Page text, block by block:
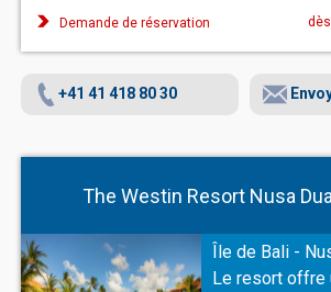
classe. Les
chambres
Demande de réservation dès
+41 41 418 80 30
The Westin Resort Nusa
Île de Bali -
Le resort offre